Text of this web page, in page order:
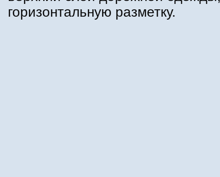
горизонтальную разметку.